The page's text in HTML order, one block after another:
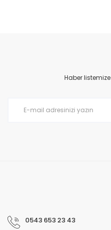
Ürün resmi kalitesiz, bozuk
Ürün açıklamasında eksik
Haber
0543 653 23 43